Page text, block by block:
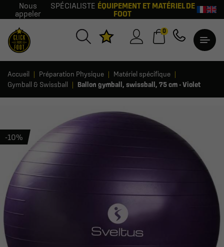
Nous
appeler
SPÉCIALISTE ÉQUIPEMENT ET MATÉRIEL DE
FOOT
0
Accueil Préparation Physique
Matériel spécifique
Gymball & Swissball
Ballon gymball, swissball, 75 cm - Violet
-10%